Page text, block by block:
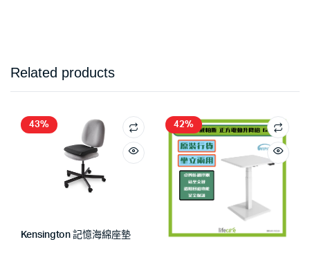
Related products
43%
Kensington 記憶海綿座墊
42%